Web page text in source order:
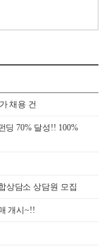
채용 건
딩 70% 달성!! 100%
상담소 상담원 모집
개시~!!